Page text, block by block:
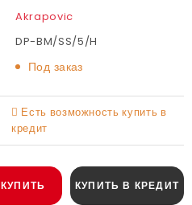
Akrapovic
DP-BM/SS/5/H
Под заказ
Есть возможность купить в
кредит
КУПИТЬ КУПИТЬ В КРЕДИТ